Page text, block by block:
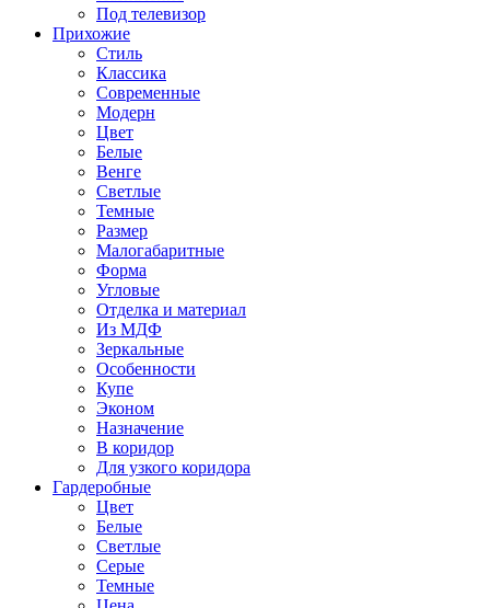
Под телевизор
Прихожие
Стиль
Классика
Современные
Модерн
Цвет
Белые
Венге
Светлые
Темные
Размер
Малогабаритные
Форма
Угловые
Отделка и материал
Из МДФ
Зеркальные
Особенности
Купе
Эконом
Назначение
В коридор
Для узкого коридора
Гардеробные
Цвет
Белые
Светлые
Серые
Темные